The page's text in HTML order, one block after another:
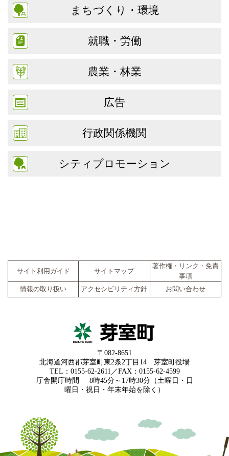
まちづくり・環境
就職・労働
農業・林業
広告
行政関係機関
シティプロモーション
サイト利用ガイド サイトマップ
著作権・リンク・免責
事項
情報の取り扱い
アクセシビリティ方針 お問い合わせ
〒082-8651
北海道河西郡芽室町東2条2丁目14 芽室町役場
TEL：0155-62-2611／FAX：0155-62-4599
庁舎開庁時間
8時45分～17時30分（土曜日・日
曜日・祝日・年末年始を除く）